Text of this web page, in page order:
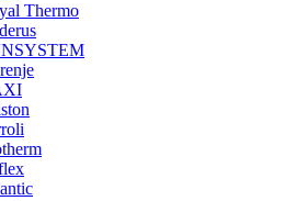
Thermo